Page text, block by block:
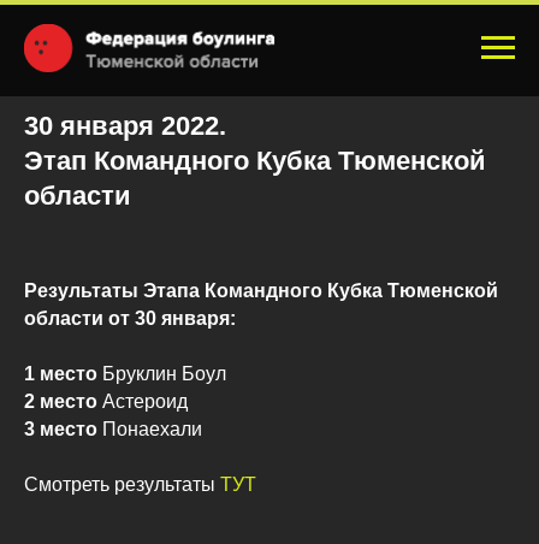
30 января 2022.
Этап Командного Кубка Тюменской
области
Результаты Этапа Командного Кубка Тюменской
области от 30 января:
1 место Бруклин Боул
2 место Астероид
3 место Понаехали
Смотреть результаты ТУТ